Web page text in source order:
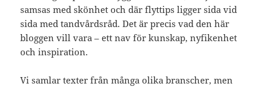
samsas med skönhet och där flyttips ligger sida vid
sida med tandvårdsråd. Det är precis vad den här
bloggen vill vara – ett nav för kunskap, nyfikenhet
och inspiration.
Vi samlar texter från många olika branscher, men